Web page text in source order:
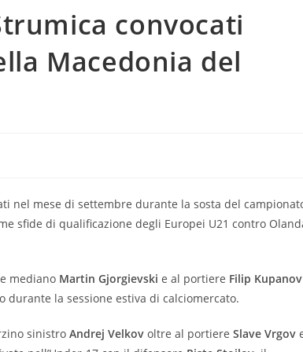
convocati
Macedonia del
nel mese di settembre durante la sosta del
sfide di qualificazione degli Europei U21 contro
mediano Martin Gjorgievski e al portiere Filip Kupanov
durante la sessione estiva di calciomercato.
sinistro Andrej Velkov oltre al portiere Slave Vrgov